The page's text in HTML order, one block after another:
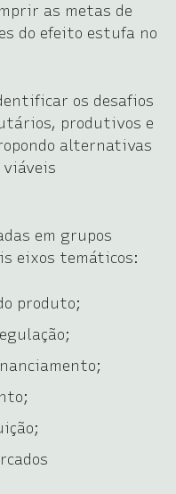
as metas de
do efeito estufa no
os desafios
produtivos e
alternativas
em grupos
eixos temáticos:
produto;